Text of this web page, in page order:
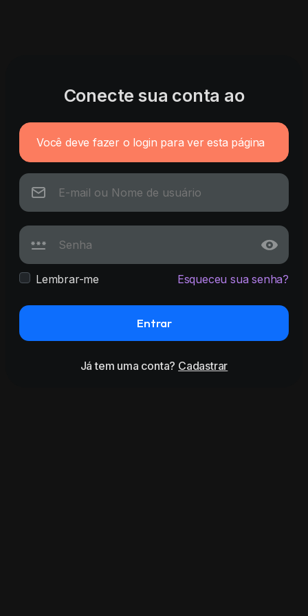
Conecte sua conta ao
Você deve fazer o login para ver esta página
Lembrar-me Esqueceu sua senha?
Entrar
Já tem uma conta? Cadastrar